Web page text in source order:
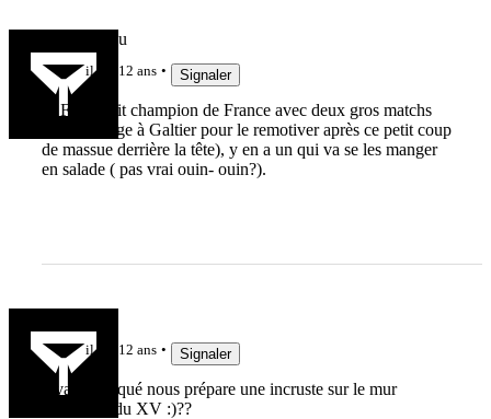
lolodemillau
il y a 12 ans Signaler
Si FTD finit champion de France avec deux gros matchs
(bon courage à Galtier pour le remotiver après ce petit coup
de massue derrière la tête), y en a un qui va se les manger
en salade ( pas vrai ouin- ouin?).
il y a 12 ans Signaler
Ovale Masqué nous prépare une incruste sur le mur
Facebook du XV :)??